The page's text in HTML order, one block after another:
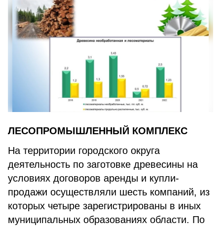
ЛЕСОПРОМЫШЛЕННЫЙ КОМПЛЕКС
На территории городского округа
деятельность по заготовке древесины на
условиях договоров аренды и купли-
продажи осуществляли шесть компаний, из
которых четыре зарегистрированы в иных
муниципальных образованиях области. По